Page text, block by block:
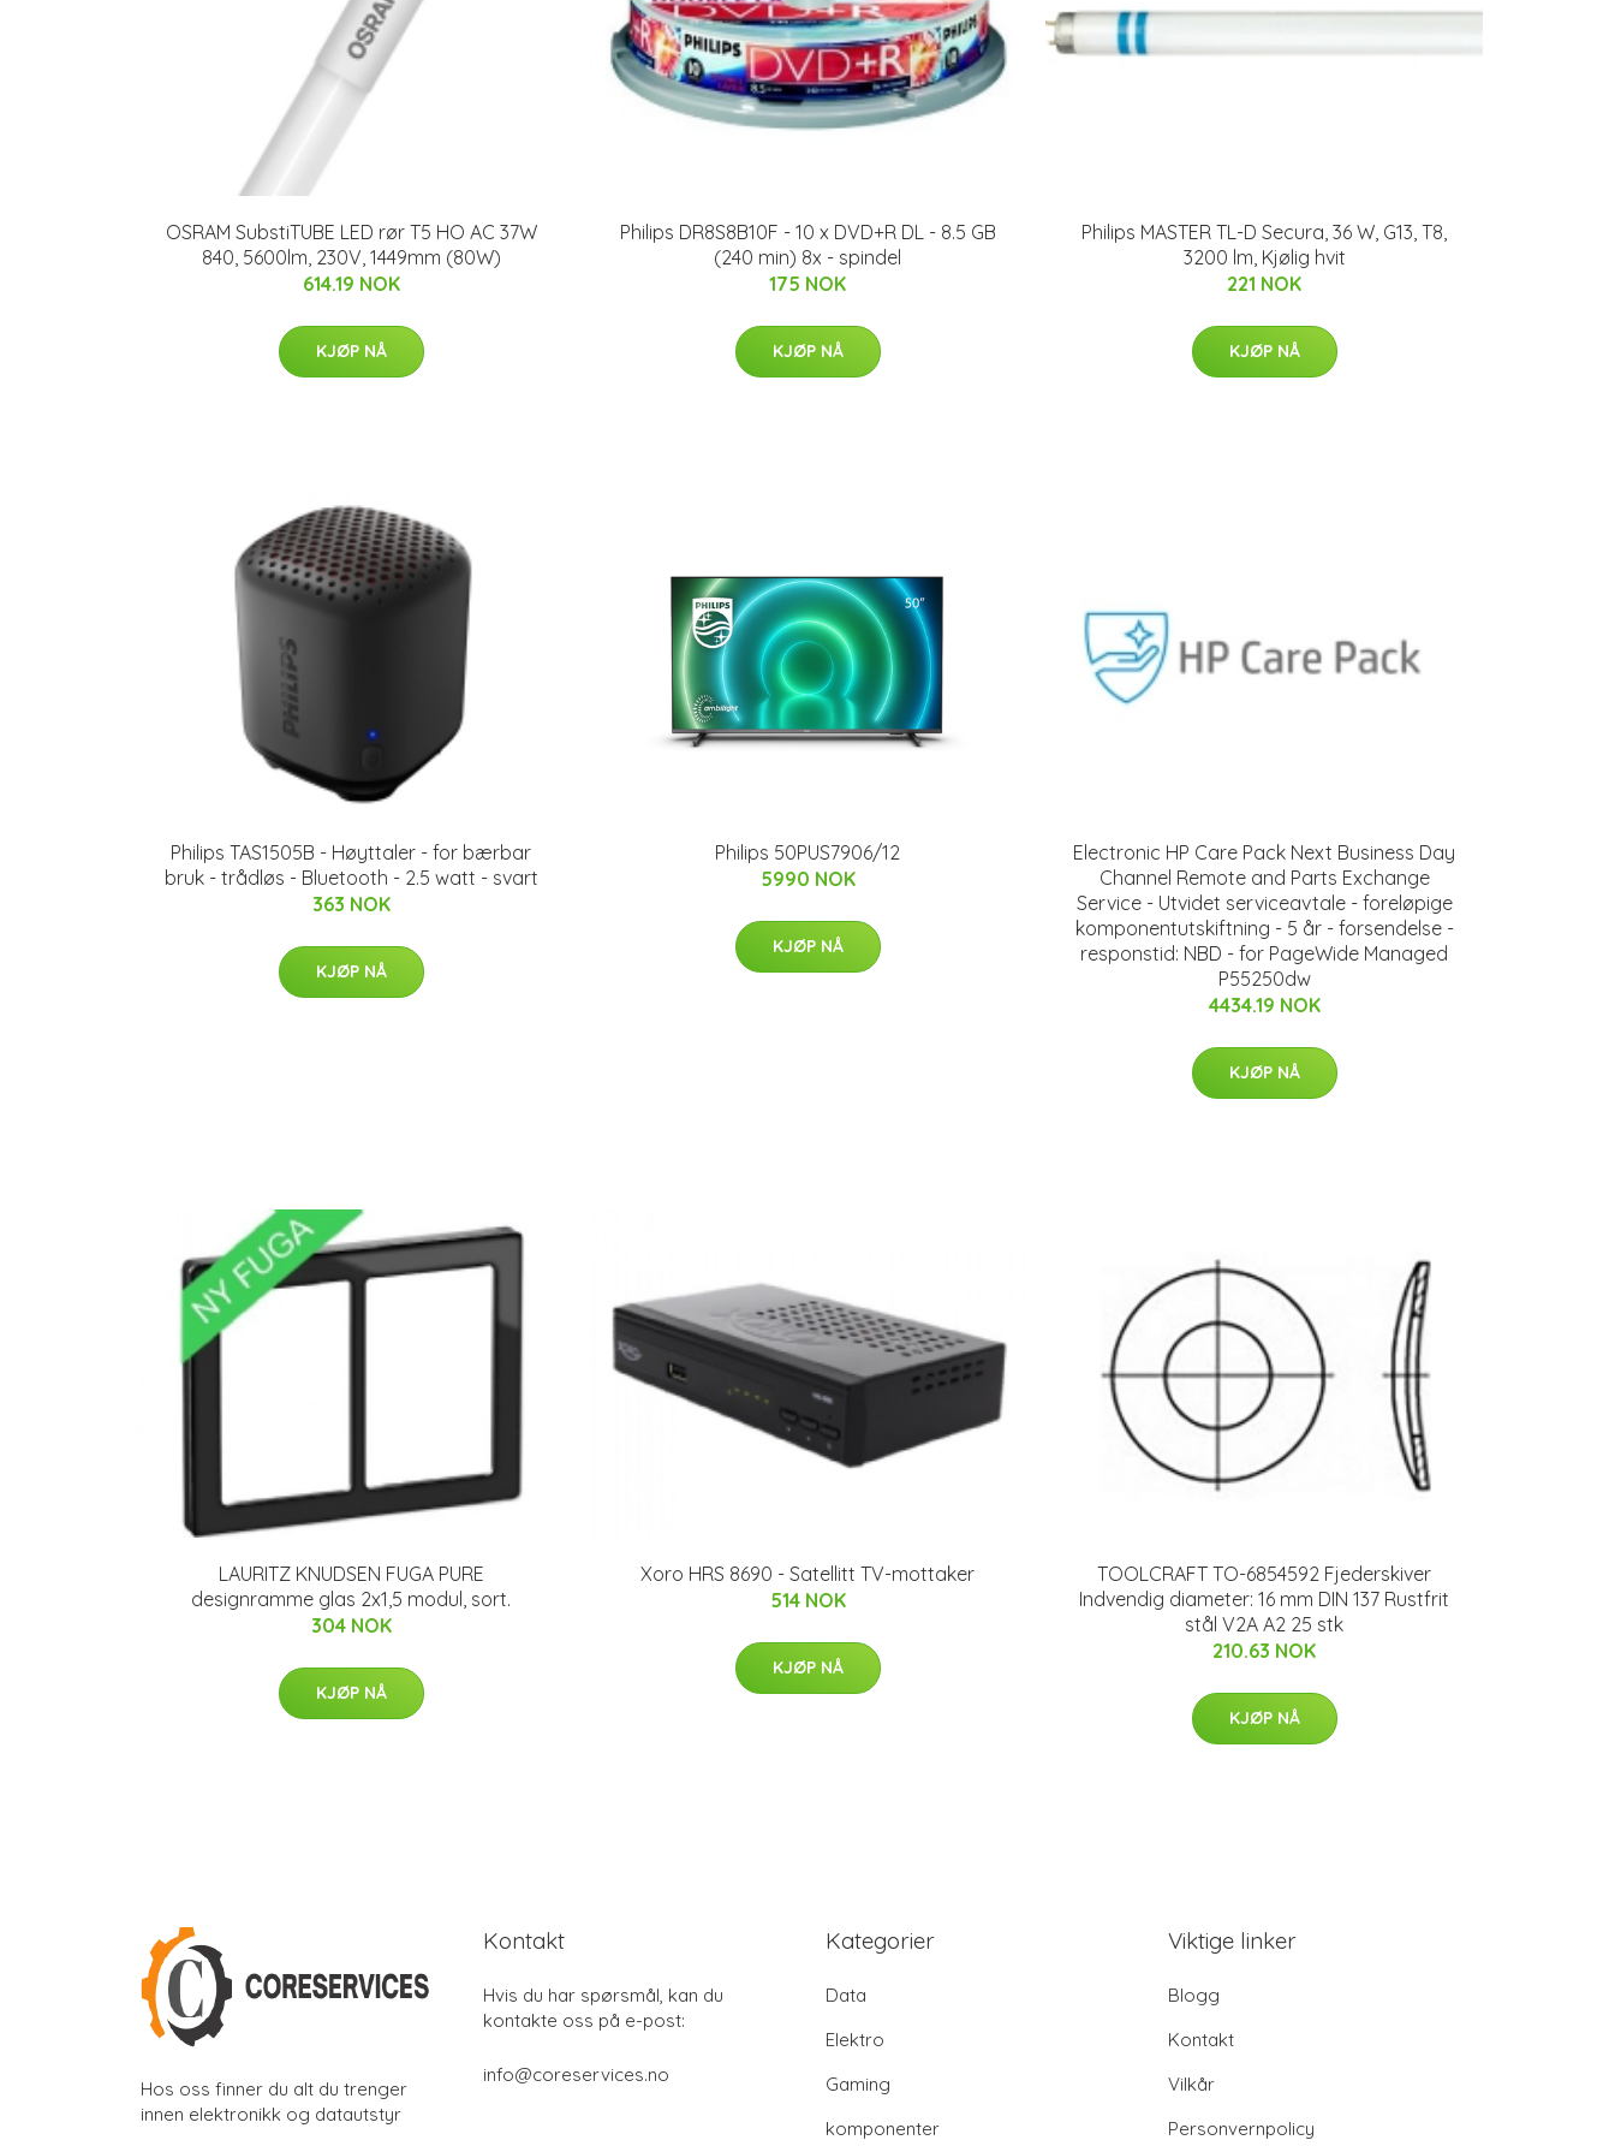
OSRAM SubstiTUBE LED rør T5 HO AC 37W
840, 5600lm, 230V, 1449mm (80W)
614.19 NOK
KJØP NÅ
Philips DR8S8B10F - 10 x DVD+R DL - 8.5 GB
(240 min) 8x - spindel
175 NOK
KJØP NÅ
Philips MASTER TL-D Secura, 36 W, G13, T8,
3200 lm, Kjølig hvit
221 NOK
KJØP NÅ
Philips TAS1505B - Høyttaler - for bærbar
bruk - trådløs - Bluetooth - 2.5 watt - svart
363 NOK
KJØP NÅ
Philips 50PUS7906/12
5990 NOK
KJØP NÅ
Electronic HP Care Pack Next Business Day
Channel Remote and Parts Exchange
Service - Utvidet serviceavtale - foreløpige
komponentutskiftning - 5 år - forsendelse -
responstid: NBD - for PageWide Managed
P55250dw
4434.19 NOK
KJØP NÅ
LAURITZ KNUDSEN FUGA PURE
designramme glas 2x1,5 modul, sort.
304 NOK
KJØP NÅ
Xoro HRS 8690 - Satellitt TV-mottaker
514 NOK
KJØP NÅ
TOOLCRAFT TO-6854592 Fjederskiver
Indvendig diameter: 16 mm DIN 137 Rustfrit
stål V2A A2 25 stk
210.63 NOK
KJØP NÅ
Hos oss finner du alt du trenger
innen elektronikk og datautstyr
Kontakt
Hvis du har spørsmål, kan du
kontakte oss på e-post:
info@coreservices.no
Kategorier
Data
Elektro
Gaming
komponenter
Viktige linker
Blogg
Kontakt
Vilkår
Personvernpolicy